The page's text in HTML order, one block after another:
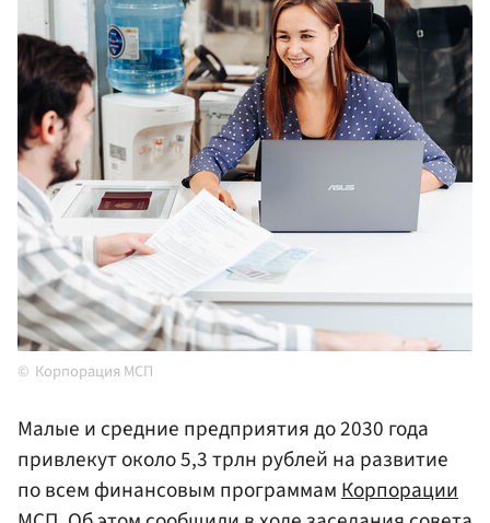
Корпорация МСП
Малые и средние предприятия до 2030 года
привлекут около 5,3 трлн рублей на развитие
по всем финансовым программамКорпорации